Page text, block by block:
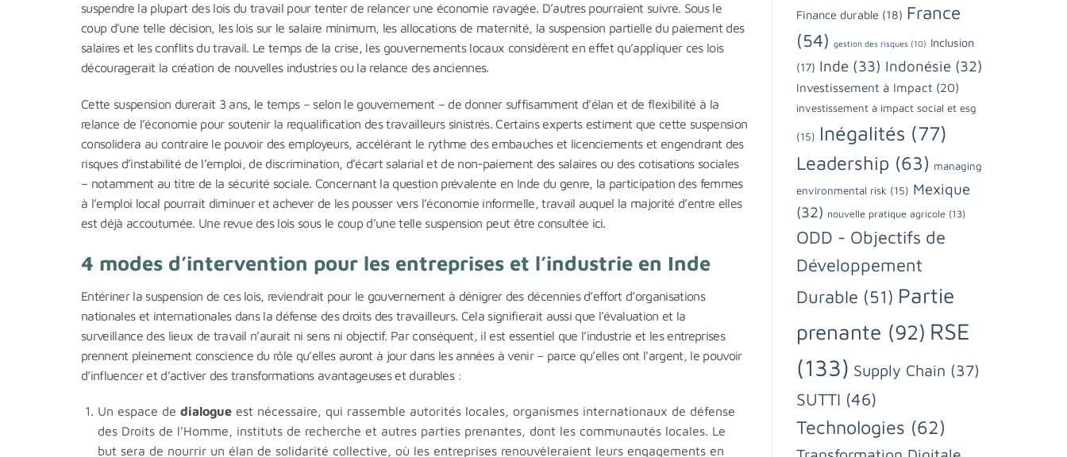
suspendre la plupart des lois du travail pour tenter de relancer une économie ravagée. D’autres pourraient suivre. Sous le
coup d’une telle décision, les lois sur le salaire minimum, les allocations de maternité, la suspension partielle du paiement des
salaires et les conflits du travail. Le temps de la crise, les gouvernements locaux considèrent en effet qu’appliquer ces lois
découragerait la création de nouvelles industries ou la relance des anciennes.
Cette suspension durerait 3 ans, le temps – selon le gouvernement – de donner suffisamment d’élan et de flexibilité à la
relance de l’économie pour soutenir la requalification des travailleurs sinistrés. Certains experts estiment que cette suspension
consolidera au contraire le pouvoir des employeurs, accélérant le rythme des embauches et licenciements et engendrant des
risques d’instabilité de l’emploi, de discrimination, d’écart salarial et de non-paiement des salaires ou des cotisations sociales
– notamment au titre de la sécurité sociale. Concernant la question prévalente en Inde du genre, la participation des femmes
à l’emploi local pourrait diminuer et achever de les pousser vers l’économie informelle, travail auquel la majorité d’entre elles
est déjà accoutumée. Une revue des lois sous le coup d’une telle suspension peut être consultée ici.
4 modes d’intervention pour les entreprises et l’industrie en Inde
Entériner la suspension de ces lois, reviendrait pour le gouvernement à dénigrer des décennies d’effort d’organisations
nationales et internationales dans la défense des droits des travailleurs. Cela signifierait aussi que l’évaluation et la
surveillance des lieux de travail n’aurait ni sens ni objectif. Par conséquent, il est essentiel que l’industrie et les entreprises
prennent pleinement conscience du rôle qu’elles auront à jour dans les années à venir – parce qu’elles ont l’argent, le pouvoir
d’influencer et d’activer des transformations avantageuses et durables :
Un espace de dialogueest nécessaire, qui rassemble autorités locales, organismes internationaux de défense
des Droits de l’Homme, instituts de recherche et autres parties prenantes, dont les communautés locales. Le
but sera de nourrir un élan de solidarité collective, où les entreprises renouvèleraient leurs engagements en
Finance durable (18) France
(54) gestion des risques (10) Inclusion
(17) Inde (33) Indonésie (32)
Investissement à Impact (20)
investissement à impact social et esg
(15) Inégalités (77)
Leadership (63) managing
environmental risk (15) Mexique
(32) nouvelle pratique agricole (13)
ODD - Objectifs de
Développement
Durable (51) Partie
prenante (92) RSE
(133) Supply Chain (37)
SUTTI (46)
Technologies (62)